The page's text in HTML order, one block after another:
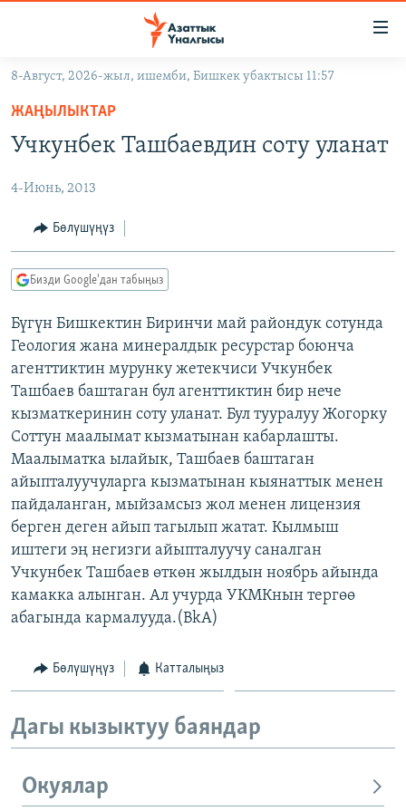
Навигацияга
өтүңүз
Издөөгө
салыңыз
КЫРГЫЗСТАН
КЫРГЫЗСТАН
САЯСАТ
ЭКОНОМИКА
ДҮЙНӨ
ДҮЙНӨ
БОРБОР АЗИЯ
УКРАИНА
АТАЙЫН ИЛИКТӨӨ
БҮГҮН АЗАТТЫКТА
ЭКСПЕРТТЕР ТАЛДАЙТ
ДАНИСТЕ
ЭЖЕ-СИҢДИЛЕР
АЗАТТЫК+
ЫҢГАЙСЫЗ СУРООЛОР
ПОДКАСТ
ӨЗГӨЧӨ ПИКИР
Русский
ОНЛАЙН ШЕРИНЕ
ЭЕ/АРнун бардык сайттары
8-Август, 2026-жыл, ишемби, Бишкек убактысы 11:57
ЖАҢЫЛЫКТАР
Учкунбек Ташбаевдин соту уланат
4-Июнь, 2013
Бөлүшүңүз
Бизди Google'дан табыңыз
Бүгүн Бишкектин Биринчи май райондук сотунда
Геология жана минералдык ресурстар боюнча
агенттиктин мурунку жетекчиси Учкунбек
Ташбаев баштаган бул агенттиктин бир нече
кызматкеринин соту уланат. Бул тууралуу Жогорку
Соттун маалымат кызматынан кабарлашты.
Маалыматка ылайык, Ташбаев баштаган
айыпталуучуларга кызматынан кыянаттык менен
пайдаланган, мыйзамсыз жол менен лицензия
берген деген айып тагылып жатат. Кылмыш
иштеги эң негизги айыпталуучу саналган
Учкунбек Ташбаев өткөн жылдын ноябрь айында
камакка алынган. Ал учурда УКМКнын тергөө
абагында кармалууда.(BkA)
Бөлүшүңүз Катталыңыз
Дагы кызыктуу баяндар
Окуялар